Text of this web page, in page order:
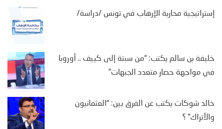
إستراتيجية محاربة الإرهاب في تونس /دراسة/
خليفة بن سالم يكتب: “من سبتة إلى كييف .. أوروبا
في مواجهة حصار متعدد الجبهات”
خالد شوكات يكتب عن الفرق بين: “العثمانيون
والأتراك” ؟